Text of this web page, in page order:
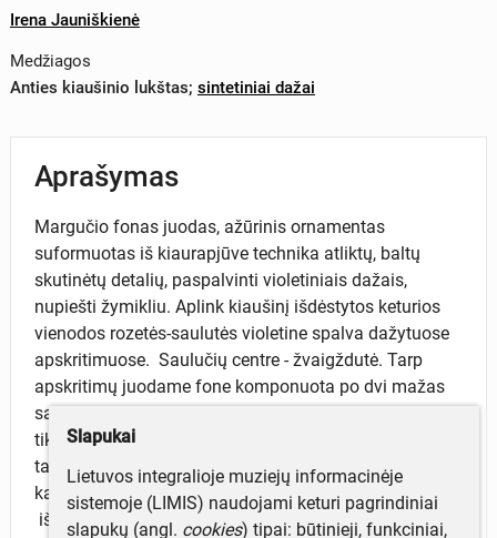
Irena Jauniškienė
Medžiagos
Anties kiaušinio lukštas; sintetiniai dažai
Aprašymas
Margučio fonas juodas, ažūrinis ornamentas
suformuotas iš kiaurapjūve technika atliktų, baltų
skutinėtų detalių, paspalvinti violetiniais dažais,
nupiešti žymikliu. Aplink kiaušinį išdėstytos keturios
vienodos rozetės-saulutės violetine spalva dažytuose
apskritimuose. Saulučių centre - žvaigždutė. Tarp
apskritimų juodame fone komponuota po dvi mažas
saulutes. Kiaušinio galuose komponuota po panašią
tik skirtingo dydžio violetinę žvaigždę. Jos kampų
tarpuose yra po nepilną pusiau saulutę, o prie keturių
kampų prisegta po didesnę pusiau saulutę. Drūtgalyje
išraižyti autorės inicialai „IJ“.
Slapukai
Lietuvos integralioje muziejų informacinėje
sistemoje (LIMIS) naudojami keturi pagrindiniai
slapukų (angl. cookies) tipai: būtinieji, funkciniai,